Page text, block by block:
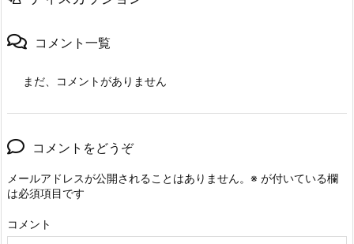
コメント一覧
まだ、コメントがありません
コメントをどうぞ
メールアドレスが公開されることはありません。 ※ が付いている欄
は必須項目です
コメント